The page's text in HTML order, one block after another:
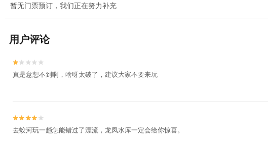
暂无门票预订，我们正在努力补充
用户评论


真是意想不到啊，啥呀太破了，建议大家不要来玩


去蛟河玩一趟怎能错过了漂流，龙凤水库一定会给你惊喜。